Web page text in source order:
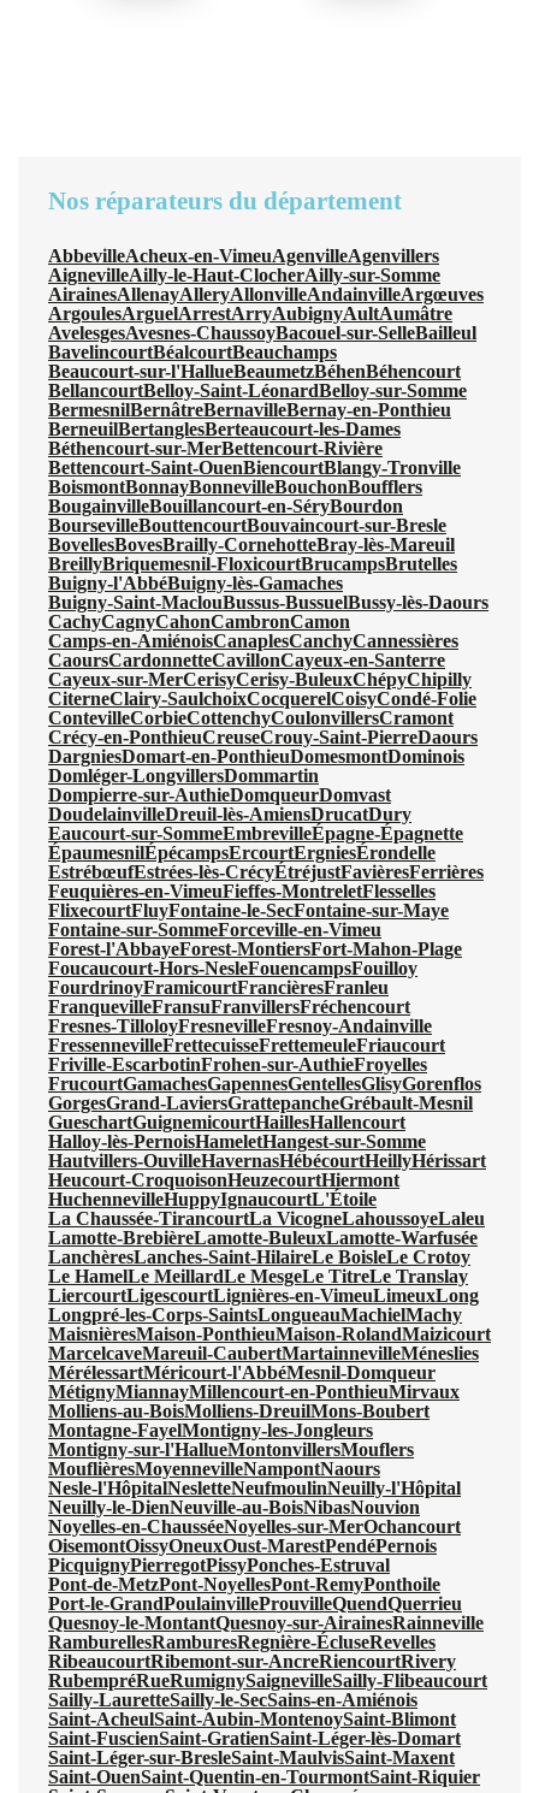
Nos réparateurs du département
AbbevilleAcheux-en-VimeuAgenvilleAgenvillers
AignevilleAilly-le-Haut-ClocherAilly-sur-Somme
AirainesAllenayAlleryAllonvilleAndainvilleArgœuves
ArgoulesArguelArrestArryAubignyAultAumâtre
AvelesgesAvesnes-ChaussoyBacouel-sur-SelleBailleul
BavelincourtBéalcourtBeauchamps
Beaucourt-sur-l'HallueBeaumetzBéhenBéhencourt
BellancourtBelloy-Saint-LéonardBelloy-sur-Somme
BermesnilBernâtreBernavilleBernay-en-Ponthieu
BerneuilBertanglesBerteaucourt-les-Dames
Béthencourt-sur-MerBettencourt-Rivière
Bettencourt-Saint-OuenBiencourtBlangy-Tronville
BoismontBonnayBonnevilleBouchonBoufflers
BougainvilleBouillancourt-en-SéryBourdon
BoursevilleBouttencourtBouvaincourt-sur-Bresle
BovellesBovesBrailly-CornehotteBray-lès-Mareuil
BreillyBriquemesnil-FloxicourtBrucampsBrutelles
Buigny-l'AbbéBuigny-lès-Gamaches
Buigny-Saint-MaclouBussus-BussuelBussy-lès-Daours
CachyCagnyCahonCambronCamon
Camps-en-AmiénoisCanaplesCanchyCannessières
CaoursCardonnetteCavillonCayeux-en-Santerre
Cayeux-sur-MerCerisyCerisy-BuleuxChépyChipilly
CiterneClairy-SaulchoixCocquerelCoisyCondé-Folie
ContevilleCorbieCottenchyCoulonvillersCramont
Crécy-en-PonthieuCreuseCrouy-Saint-PierreDaours
DargniesDomart-en-PonthieuDomesmontDominois
Domléger-LongvillersDommartin
Dompierre-sur-AuthieDomqueurDomvast
DoudelainvilleDreuil-lès-AmiensDrucatDury
Eaucourt-sur-SommeEmbrevilleÉpagne-Épagnette
ÉpaumesnilÉpécampsErcourtErgniesÉrondelle
EstrébœufEstrées-lès-CrécyÉtréjustFavièresFerrières
Feuquières-en-VimeuFieffes-MontreletFlesselles
FlixecourtFluyFontaine-le-SecFontaine-sur-Maye
Fontaine-sur-SommeForceville-en-Vimeu
Forest-l'AbbayeForest-MontiersFort-Mahon-Plage
Foucaucourt-Hors-NesleFouencampsFouilloy
FourdrinoyFramicourtFrancièresFranleu
FranquevilleFransuFranvillersFréchencourt
Fresnes-TilloloyFresnevilleFresnoy-Andainville
FressennevilleFrettecuisseFrettemeuleFriaucourt
Friville-EscarbotinFrohen-sur-AuthieFroyelles
FrucourtGamachesGapennesGentellesGlisyGorenflos
GorgesGrand-LaviersGrattepancheGrébault-Mesnil
GueschartGuignemicourtHaillesHallencourt
Halloy-lès-PernoisHameletHangest-sur-Somme
Hautvillers-OuvilleHavernasHébécourtHeillyHérissart
Heucourt-CroquoisonHeuzecourtHiermont
HuchennevilleHuppyIgnaucourtL'Étoile
La Chaussée-TirancourtLa VicogneLahoussoyeLaleu
Lamotte-BrebièreLamotte-BuleuxLamotte-Warfusée
LanchèresLanches-Saint-HilaireLe BoisleLe Crotoy
Le HamelLe MeillardLe MesgeLe TitreLe Translay
LiercourtLigescourtLignières-en-VimeuLimeuxLong
Longpré-les-Corps-SaintsLongueauMachielMachy
MaisnièresMaison-PonthieuMaison-RolandMaizicourt
MarcelcaveMareuil-CaubertMartainnevilleMéneslies
MérélessartMéricourt-l'AbbéMesnil-Domqueur
MétignyMiannayMillencourt-en-PonthieuMirvaux
Molliens-au-BoisMolliens-DreuilMons-Boubert
Montagne-FayelMontigny-les-Jongleurs
Montigny-sur-l'HallueMontonvillersMouflers
MouflièresMoyennevilleNampontNaours
Nesle-l'HôpitalNesletteNeufmoulinNeuilly-l'Hôpital
Neuilly-le-DienNeuville-au-BoisNibasNouvion
Noyelles-en-ChausséeNoyelles-sur-MerOchancourt
OisemontOissyOneuxOust-MarestPendéPernois
PicquignyPierregotPissyPonches-Estruval
Pont-de-MetzPont-NoyellesPont-RemyPonthoile
Port-le-GrandPoulainvilleProuvilleQuendQuerrieu
Quesnoy-le-MontantQuesnoy-sur-AirainesRainneville
RamburellesRamburesRegnière-ÉcluseRevelles
RibeaucourtRibemont-sur-AncreRiencourtRivery
RubempréRueRumignySaignevilleSailly-Flibeaucourt
Sailly-LauretteSailly-le-SecSains-en-Amiénois
Saint-AcheulSaint-Aubin-MontenoySaint-Blimont
Saint-FuscienSaint-GratienSaint-Léger-lès-Domart
Saint-Léger-sur-BresleSaint-MaulvisSaint-Maxent
Saint-OuenSaint-Quentin-en-TourmontSaint-Riquier